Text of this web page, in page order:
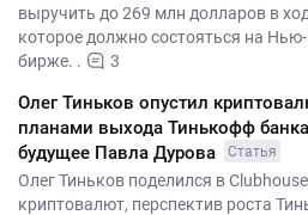
выручить до 269 млн долларов в
которое должно состояться на
бирже. .
3
Олег Тиньков опустил
планами выхода Тинькофф
будущее Павла Дурова
Статья
Олег Тиньков поделился в
криптовалют, перспектив роста